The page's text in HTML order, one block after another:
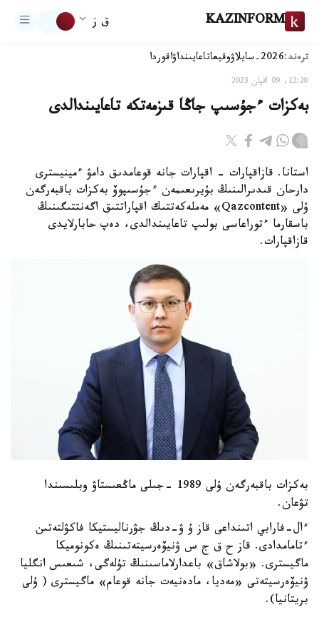
KAZINFORM ق ز
ترەند:2026-سايلاۋ وقيعاتاعايىنداۋاقوردا
12:20, 09 اقپان 2023
بەكزات ءجۇسىپ جاڭا قىزمەتكە تاعايىندالدى
استانا. قازاقپارات - اقپارات جانە قوعامدىق دامۋ ءمينيسترى
دارحان قىدىرالىنىڭ بۇيرىعىمەن ءجۇسىپوۆ بەكزات باقبەرگەن
ۇلى «Qazcontent» مەملەكەتتىك اقپاراتتىق اگەنتتىگىنىڭ
باسقارما ءتوراعاسى بولىپ تاعايىندالدى، دەپ حابارلايدى
قازاقپارات.
بەكزات باقبەرگەن ۇلى 1989 -جىلى ماڭعىستاۋ وبلىسىندا
تۋعان.
ءال-فارابي اتىنداعى قاز ۇ ۋ-دىڭ جۋرناليستيكا فاكۋلتەتىن
ءتامامدادى. قاز ح ق ج س ۋنيۆەرسيتەتىنىڭ ەكونوميكا
ماگيسترى. «بولاشاق» باعدارلاماسىنىڭ تۇلەگى، شىعىس انگليا
ۋنيۆەرسيتەتى «مەديا، مادەنيەت جانە قوعام» ماگيسترى ( ۇلى
بريتانيا).